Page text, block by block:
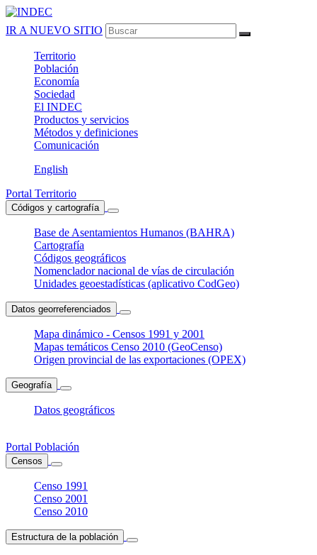
IR A NUEVO SITIO
Territorio
Población
Economía
Sociedad
El INDEC
Productos y servicios
Métodos y definiciones
Comunicación
English
Portal Territorio
Códigos y cartografía
Base de Asentamientos Humanos (BAHRA)
Cartografía
Códigos geográficos
Nomenclador nacional de vías de circulación
Unidades geoestadísticas (aplicativo CodGeo)
Datos georreferenciados
Mapa dinámico - Censos 1991 y 2001
Mapas temáticos Censo 2010 (GeoCenso)
Origen provincial de las exportaciones (OPEX)
Geografía
Datos geográficos
Portal Población
Censos
Censo 1991
Censo 2001
Censo 2010
Estructura de la población